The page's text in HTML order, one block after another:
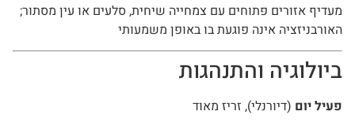
מעדיף אזורים פתוחים עם צמחייה שיחית, סלעים או עין מסתור;
האורבניזציה אינה פוגעת בו באופן משמעותי
ביולוגיה והתנהגות
פעיל יום (דיורנלי), זריז מאוד